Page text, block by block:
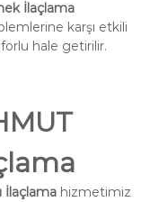
İlaçlama
karşı etkili
hale getirilir.
İlaçlamahizmetimiz